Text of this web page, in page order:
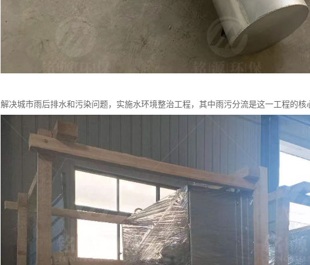
解决城市雨后排水和污染问题，实施水环境整治工程，其中雨污分流是这一工程的核